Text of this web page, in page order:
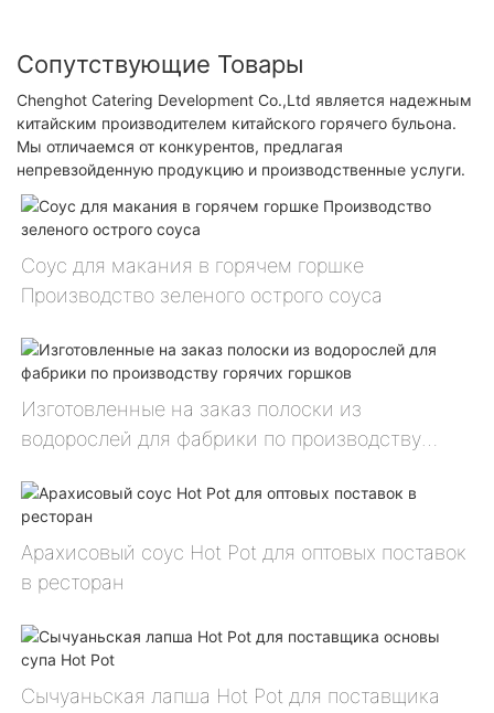
Сопутствующие Товары
Chenghot Catering Development Co.,Ltd является надежным
китайским производителем китайского горячего бульона.
Мы отличаемся от конкурентов, предлагая
непревзойденную продукцию и производственные услуги.
Соус для макания в горячем горшке
Производство зеленого острого соуса
Изготовленные на заказ полоски из
водорослей для фабрики по производству
Арахисовый соус Hot Pot для оптовых поставок
в ресторан
Сычуаньская лапша Hot Pot для поставщика